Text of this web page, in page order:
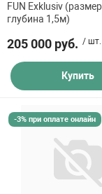
FUN Exklusiv
глубина 1,5м)
205 000 руб. / шт.
Купить
-3% при оплате онлайн